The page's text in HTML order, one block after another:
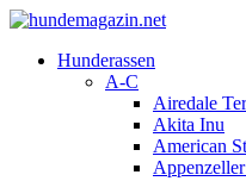
Hunderassen
A-C
Airedale
Akita Inu
American